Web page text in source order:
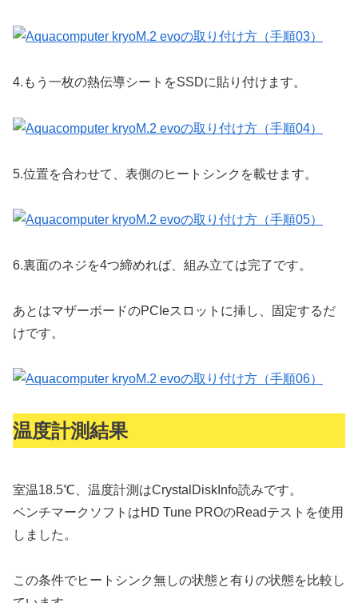
4. もう一枚の熱伝導シートをSSDに貼り付けます。
5.位置を合わせて、表側のヒートシンクを載せます。
6.裏面のネジを4つ締めれば、組み立ては完了です。
あとはマザーボードのPCIeスロットに挿し、固定するだ
けです。
温度計測結果
室温18.5℃、温度計測はCrystalDiskInfo読みです。
ベンチマークソフトはHD Tune PROのReadテストを使用
しました。
この条件でヒートシンク無しの状態と有りの状態を比較し